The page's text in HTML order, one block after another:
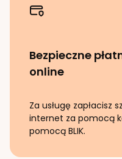
Bezpieczne
online
Za usługę zapłacisz
internet za pomocą
pomocą BLIK.